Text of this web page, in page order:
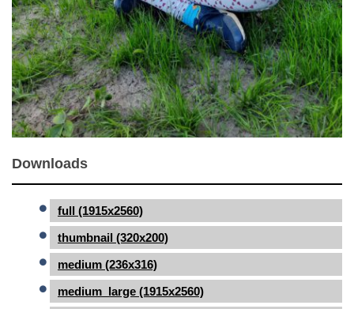
Downloads
full (1915x2560)
thumbnail (320x200)
medium (236x316)
medium_large (1915x2560)